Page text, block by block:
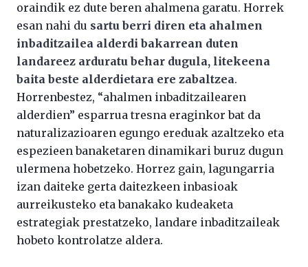
oraindik ez dute beren ahalmena garatu. Horrek
esan nahi du sartu berri diren eta ahalmen
inbaditzailea alderdi bakarrean duten
landareez arduratu behar dugula, litekeena
baita beste alderdietara ere zabaltzea.
Horrenbestez, “ahalmen inbaditzailearen
alderdien” esparrua tresna eraginkor bat da
naturalizazioaren egungo ereduak azaltzeko eta
espezieen banaketaren dinamikari buruz dugun
ulermena hobetzeko. Horrez gain, lagungarria
izan daiteke gerta daitezkeen inbasioak
aurreikusteko eta banakako kudeaketa
estrategiak prestatzeko, landare inbaditzaileak
hobeto kontrolatze aldera.